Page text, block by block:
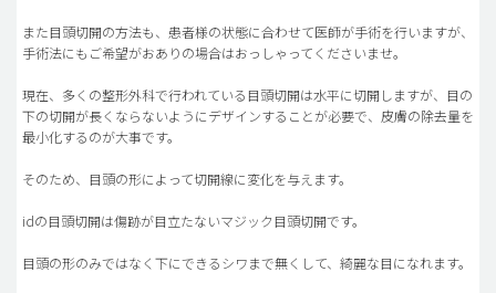
また目頭切開の方法も、患者様の状態に合わせて医師が手術を行いますが、
手術法にもご希望がおありの場合はおっしゃってくださいませ。
現在、多くの整形外科で行われている目頭切開は水平に切開しますが、目の
下の切開が長くならないようにデザインすることが必要で、皮膚の除去量を
最小化するのが大事です。
そのため、目頭の形によって切開線に変化を与えます。
idの目頭切開は傷跡が目立たないマジック目頭切開です。
目頭の形のみではなく下にできるシワまで無くして、綺麗な目になれます。